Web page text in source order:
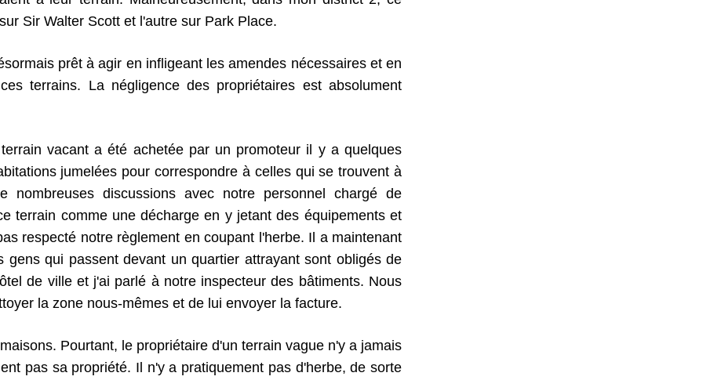
Sir Walter Scott et l'autre sur Park Place.
prêt à agir en infligeant les amendes nécessaires et en
terrains. La négligence des propriétaires est absolument
vacant a été achetée par un promoteur il y a quelques
jumelées pour correspondre à celles qui se trouvent à
discussions avec notre personnel chargé de
terrain comme une décharge en y jetant des équipements et
respecté notre règlement en coupant l'herbe. Il a maintenant
qui passent devant un quartier attrayant sont obligés de
de ville et j'ai parlé à notre inspecteur des bâtiments. Nous
la zone nous-mêmes et de lui envoyer la facture.
Pourtant, le propriétaire d'un terrain vague n'y a jamais
pas sa propriété. Il n'y a pratiquement pas d'herbe, de sorte